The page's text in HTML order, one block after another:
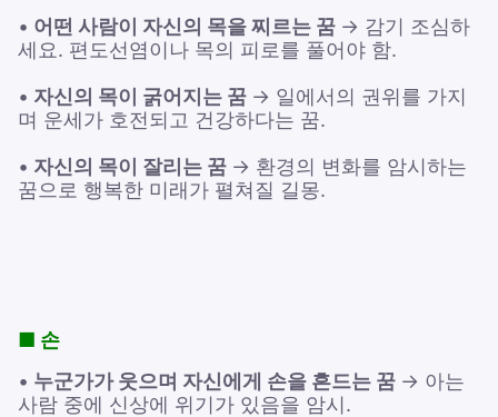
• 어떤 사람이 자신의 목을 찌르는 꿈 → 감기 조심하
세요. 편도선염이나 목의 피로를 풀어야 함.
• 자신의 목이 굵어지는 꿈 → 일에서의 권위를 가지
며 운세가 호전되고 건강하다는 꿈.
• 자신의 목이 잘리는 꿈 → 환경의 변화를 암시하는
꿈으로 행복한 미래가 펼쳐질 길몽.
■ 손
• 누군가가 웃으며 자신에게 손을 흔드는 꿈 → 아는
사람 중에 신상에 위기가 있음을 암시.